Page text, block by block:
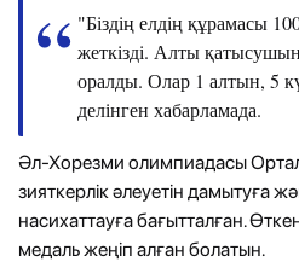
"Біздің елдің құрамасы
жеткізді. Алты
оралды. Олар 1 алтын, 5
делінген хабарламада.
Әл-Хорезми олимпиадасы
зияткерлік әлеуетін дамытуға
насихаттауға бағытталған.
медаль жеңіп алған болатын.